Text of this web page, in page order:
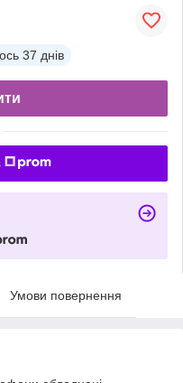
37 днів
Умови повернення